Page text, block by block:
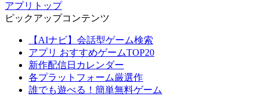
アプリトップ
ピックアップコンテンツ
【AIナビ】会話型ゲーム検索
アプリ おすすめゲームTOP20
新作配信日カレンダー
各プラットフォーム厳選作
誰でも遊べる！簡単無料ゲーム